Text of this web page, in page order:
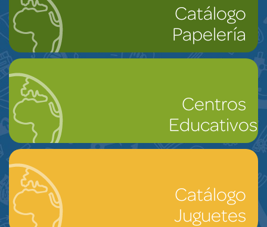
Catálogo
Papelería
Centros
Educativos
Catálogo
Juguetes